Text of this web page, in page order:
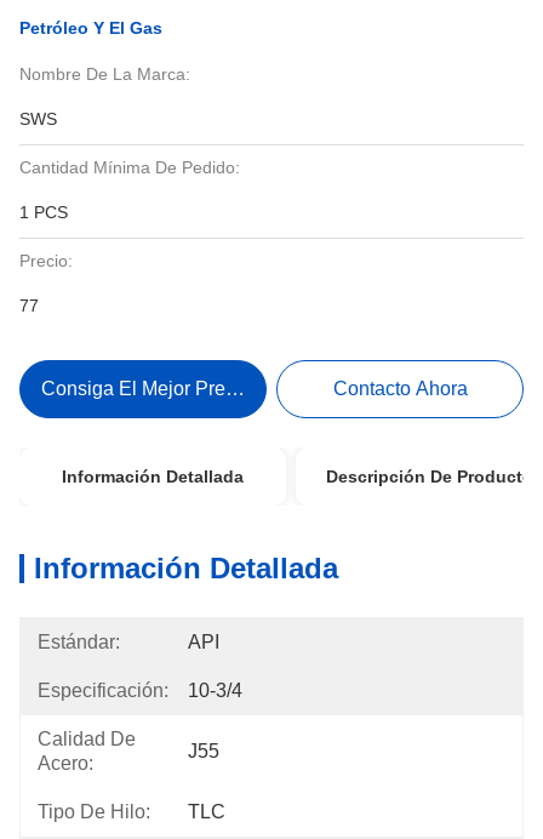
Petróleo Y El Gas
Nombre De La Marca:
SWS
Cantidad Mínima De Pedido:
1 PCS
Precio:
77
Consiga El Mejor Precio Contacto Ahora
Información Detallada Descripción De Producto
Información Detallada
Estándar: API
Especificación: 10-3/4
Calidad De
Acero:
J55
Tipo De Hilo: TLC